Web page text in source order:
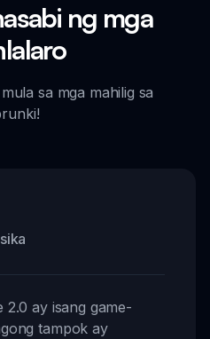
ng mga
sa mga mahilig sa
2.0 ay isang game-
tampok ay